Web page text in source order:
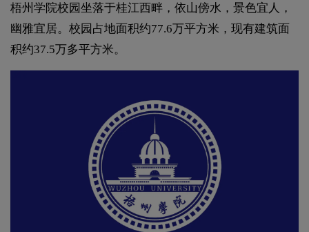
梧州学院校园坐落于桂江西畔，依山傍水，景色宜人，
幽雅宜居。校园占地面积约77.6万平方米，现有建筑面
积约37.5万多平方米。